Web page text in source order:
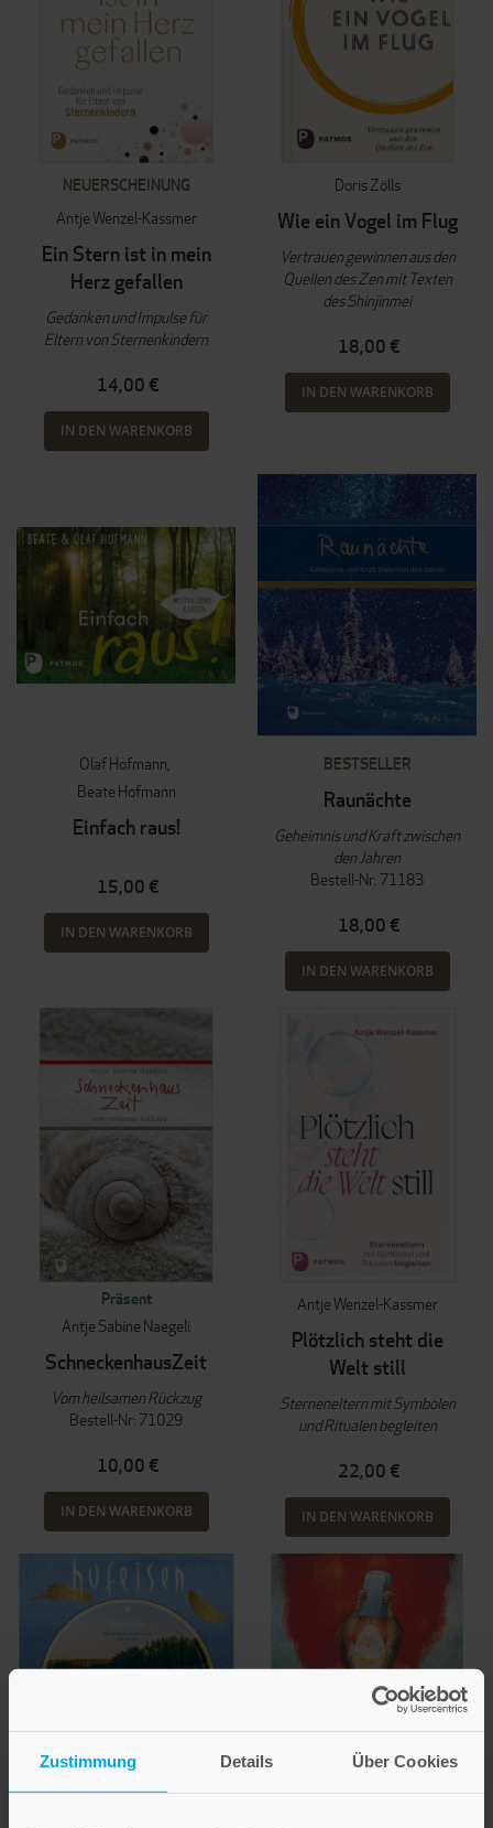
Zustimmung Details Über Cookies
NEUERSCHEINUNG
Antje Wenzel-Kassmer
Ein Stern ist in mein
Herz gefallen
Gedanken und Impulse für
Eltern von Sternenkindern
14,00 €
IN DEN WARENKORB
Doris Zölls
Wie ein Vogel im Flug
Vertrauen gewinnen aus den
Quellen des Zen mit Texten
des Shinjinmei
18,00 €
IN DEN WARENKORB
Olaf Hofmann
Beate Hofmann
Einfach raus!
15,00 €
IN DEN WARENKORB
BESTSELLER
Raunächte
Geheimnis und Kraft zwischen
den Jahren
Bestell-Nr: 71183
18,00 €
IN DEN WARENKORB
Präsent
Antje Sabine Naegeli
SchneckenhausZeit
Vom heilsamen Rückzug
Bestell-Nr: 71029
10,00 €
IN DEN WARENKORB
Antje Wenzel-Kassmer
Plötzlich steht die
Welt still
Sterneneltern mit Symbolen
und Ritualen begleiten
22,00 €
IN DEN WARENKORB